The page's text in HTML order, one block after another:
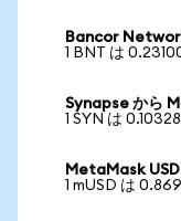
Bancor
1 BNT は
Synapse から
1 SYN は
MetaMask
1 mUSD は